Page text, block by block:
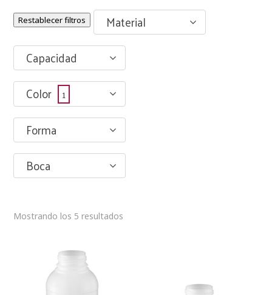
Restablecer filtros
Material
Capacidad
Color
1
Forma
Boca
Mostrando los 5 resultados